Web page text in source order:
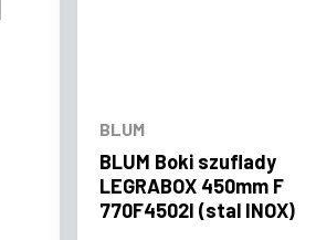
BLUM
BLUM Boki szuflady
LEGRABOX 450mm F
770F4502I (stal INOX)